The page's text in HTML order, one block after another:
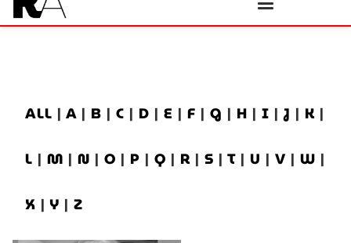
ALL | A | B | C | D | E | F | G | H | I |J | K |
L | M | N | O | P | Q | R | S | T | U | V | W |
X | Y | Z